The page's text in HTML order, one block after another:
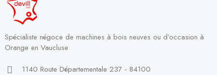
Spécialiste négoce de machines à bois neuves ou d’occasion à
Orange en Vaucluse
1140 Route Départementale 237 - 84100